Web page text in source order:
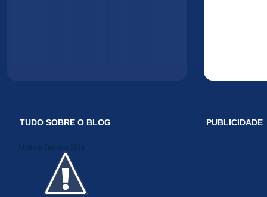
TUDO SOBRE O BLOG
Midiakit Danosse 2014
PUBLICIDADE